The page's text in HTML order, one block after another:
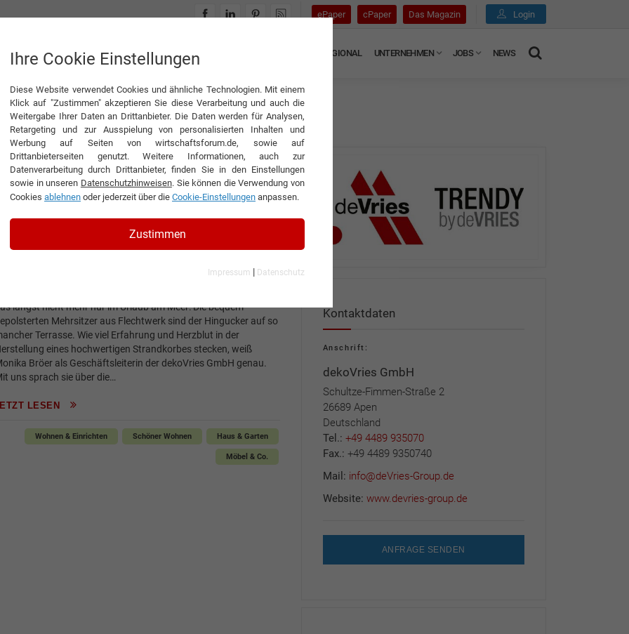
ePaper cPaper Das Magazin Login
INTERVIEWS REGIONAL UNTERNEHMEN JOBS NEWS
GmbH
Interview
Interview mit Monika Bröer, Prokuristin der dekoVries GmbH
längst nicht mehr nur im Urlaub am Meer: Die bequem
Mehrsitzer aus Flechtwerk sind der Hingucker auf so
Terrasse. Wie viel Erfahrung und Herzblut in der
eines hochwertigen Strandkorbes stecken, weiß
Bröer als Geschäftsleiterin der dekoVries GmbH genau.
uns sprach sie über die…
LESEN
Wohnen & Einrichten Schöner Wohnen Haus & Garten
Möbel & Co.
Kontaktdaten
Anschrift:
dekoVries GmbH
Schultze-Fimmen-Straße 2
26689 Apen
Deutschland
Tel.: +49 4489 935070
Fax.: +49 4489 9350740
Mail: info@deVries-Group.de
Website: www.devries-group.de
ANFRAGE SENDEN
Ihre Cookie Einstellungen
Diese Website verwendet Cookies und ähnliche Technologien. Mit einem
Klick auf "Zustimmen" akzeptieren Sie diese Verarbeitung und auch die
Weitergabe Ihrer Daten an Drittanbieter. Die Daten werden für Analysen,
Retargeting und zur Ausspielung von personalisierten Inhalten und
Werbung auf Seiten von wirtschaftsforum.de, sowie auf
Drittanbieterseiten genutzt. Weitere Informationen, auch zur
Datenverarbeitung durch Drittanbieter, finden Sie in den Einstellungen
sowie in unseren Datenschutzhinweisen. Sie können die Verwendung von
Cookies ablehnen oder jederzeit über die Cookie-Einstellungen anpassen.
Zustimmen
Impressum | Datenschutz